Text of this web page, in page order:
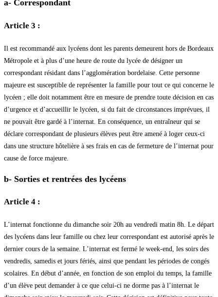
a- Correspondant
Article 3 :
Il est recommandé aux lycéens dont les parents demeurent hors de Bordeaux
Métropole et à plus d’une heure de route du lycée de désigner un
correspondant résidant dans l’agglomération bordelaise. Cette personne
majeure est susceptible de représenter la famille pour tout ce qui concerne le
lycéen ; elle doit notamment être en mesure de prendre toute décision en cas
d’urgence et d’accueillir le lycéen, si du fait de circonstances imprévues, il
ne pouvait être gardé à l’internat. En conséquence, un entraîneur qui se
déclare correspondant de plusieurs élèves peut être amené à loger ceux-ci
dans une structure hôtelière à ses frais en cas de fermeture de l’internat pour
cause de force majeure.
b- Sorties et rentrées des lycéens
Article 4 :
L’internat fonctionne du dimanche soir 20h au vendredi matin 8h. Le départ
des lycéens dans leur famille ou chez leur correspondant est autorisé après le
dernier cours de la semaine. L’internat est fermé le week-end, les soirs des
vendredis, samedis et jours fériés, ainsi que pendant les périodes de congés
scolaires. En début d’année, en fonction de son emploi du temps, la famille
d’un élève peut demander à ce que celui-ci ne dorme pas à l’internat le